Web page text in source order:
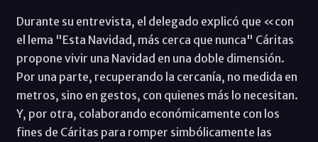
Durante su entrevista, el delegado explicó que «con
el lema "Esta Navidad, más cerca que nunca" Cáritas
propone vivir una Navidad en una doble dimensión.
Por una parte, recuperando la cercanía, no medida en
metros, sino en gestos, con quienes más lo necesitan.
Y, por otra, colaborando económicamente con los
fines de Cáritas para romper simbólicamente las